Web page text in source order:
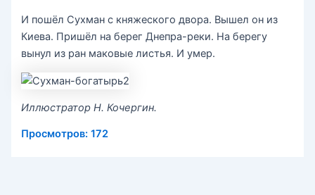
И пошёл Сухман с княжеского двора. Вышел он из
Киева. Пришёл на берег Днепра-реки. На берегу
вынул из ран маковые листья. И умер.
Иллюстратор Н. Кочергин.
Просмотров: 172